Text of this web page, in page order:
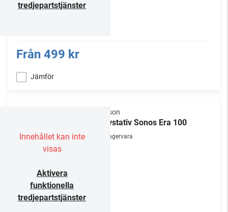
tredjepartstjänster
Från 499 kr
Jämför
Innehållet kan inte
visas
Aktivera
funktionella
tredjepartstjänster
Flexson
Golvstativ Sonos Era 100
Lagervara